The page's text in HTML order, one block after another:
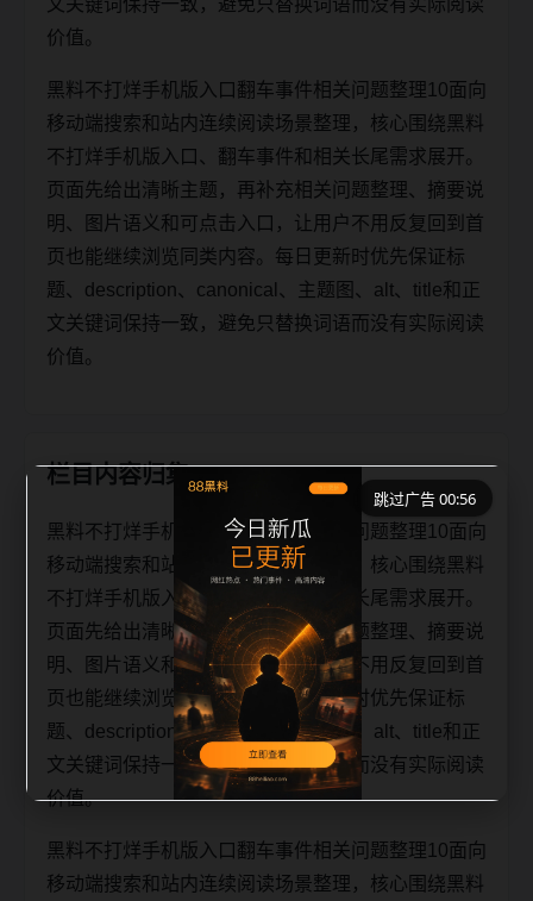
价值。
黑料不打烊手机版入口翻车事件相关问题整理10面向
移动端搜索和站内连续阅读场景整理，核心围绕黑料
不打烊手机版入口、翻车事件和相关长尾需求展开。
页面先给出清晰主题，再补充相关问题整理、摘要说
明、图片语义和可点击入口，让用户不用反复回到首
页也能继续浏览同类内容。每日更新时优先保证标
题、description、canonical、主题图、alt、title和正
文关键词保持一致，避免只替换词语而没有实际阅读
价值。
栏目内容归集
黑料不打烊手机版入口翻车事件相关问题整理10面向
移动端搜索和站内连续阅读场景整理，核心围绕黑料
不打烊手机版入口、翻车事件和相关长尾需求展开。
页面先给出清晰主题，再补充相关问题整理、摘要说
明、图片语义和可点击入口，让用户不用反复回到首
页也能继续浏览同类内容。每日更新时优先保证标
题、description、canonical、主题图、alt、title和正
文关键词保持一致，避免只替换词语而没有实际阅读
价值。
黑料不打烊手机版入口翻车事件相关问题整理10面向
移动端搜索和站内连续阅读场景整理，核心围绕黑料
跳过广告 00:56